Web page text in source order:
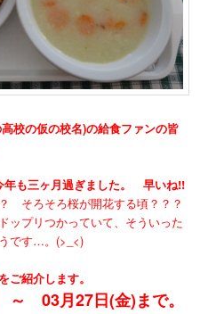
校の仮の校名)の給食ファンの皆
も三ヶ月過ぎました。 早いね!!
そろそろ桜が開花する頃？？？
ップリつかっていて、そういった
です…。(>_<)
紹介します。
03月27日(金)まで。